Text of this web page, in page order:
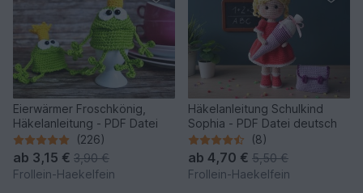
Eierwärmer Froschkönig,
Häkelanleitung - PDF Datei
(226)
ab 3,15 € 3,90 €
Frollein-Haekelfein
Häkelanleitung Schulkind
Sophia - PDF Datei deutsch
(8)
ab 4,70 € 5,50 €
Frollein-Haekelfein